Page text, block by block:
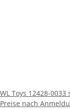
WL Toys 12428-
Preise nach